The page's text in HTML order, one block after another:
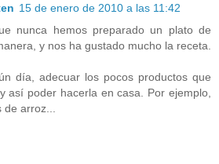
15 de enero de 2010 a las 11:42
nunca hemos preparado un plato de
y nos ha gustado mucho la receta.
día, adecuar los pocos productos que
así poder hacerla en casa. Por ejemplo,
de arroz...